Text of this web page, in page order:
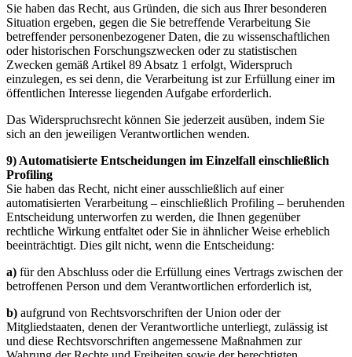
Sie haben das Recht, aus Gründen, die sich aus Ihrer besonderen
Situation ergeben, gegen die Sie betreffende Verarbeitung Sie
betreffender personenbezogener Daten, die zu wissenschaftlichen
oder historischen Forschungszwecken oder zu statistischen
Zwecken gemäß Artikel 89 Absatz 1 erfolgt, Widerspruch
einzulegen, es sei denn, die Verarbeitung ist zur Erfüllung einer im
öffentlichen Interesse liegenden Aufgabe erforderlich.
Das Widerspruchsrecht können Sie jederzeit ausüben, indem Sie
sich an den jeweiligen Verantwortlichen wenden.
9) Automatisierte Entscheidungen im Einzelfall einschließlich
Profiling
Sie haben das Recht, nicht einer ausschließlich auf einer
automatisierten Verarbeitung – einschließlich Profiling – beruhenden
Entscheidung unterworfen zu werden, die Ihnen gegenüber
rechtliche Wirkung entfaltet oder Sie in ähnlicher Weise erheblich
beeinträchtigt. Dies gilt nicht, wenn die Entscheidung:
a) für den Abschluss oder die Erfüllung eines Vertrags zwischen der
betroffenen Person und dem Verantwortlichen erforderlich ist,
b) aufgrund von Rechtsvorschriften der Union oder der
Mitgliedstaaten, denen der Verantwortliche unterliegt, zulässig ist
und diese Rechtsvorschriften angemessene Maßnahmen zur